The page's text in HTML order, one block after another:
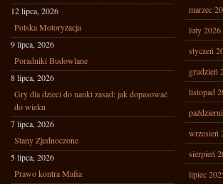
12 lipca, 2026
Polska Motoryzacja
9 lipca, 2026
Poradniki Budowlane
8 lipca, 2026
Gry dla dzieci do nauki zasad: jak dopasować
do wieku
7 lipca, 2026
Stany Zjednoczone
5 lipca, 2026
Prawo kontra Mafia
marzec
luty 2026
styczeń
grudzień
listopad
wrzesień
sierpień
lipiec